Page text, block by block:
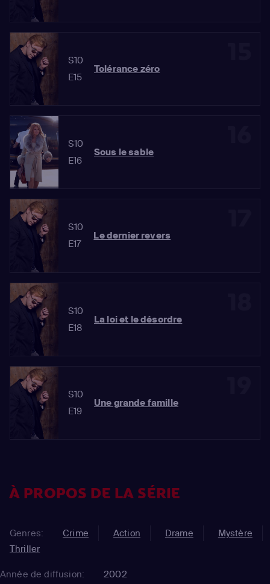
S10
E15
Tolérance zéro
S10
E16
Sous le sable
S10
E17
Le dernier revers
S10
E18
La loi et le désordre
S10
E19
Une grande famille
À PROPOS DE LA SÉRIE
Genres: Crime Action Drame
Mystère
Thriller
Année de diffusion: 2002